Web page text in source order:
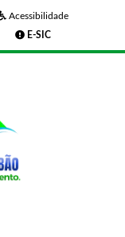
Acessibilidade
E-SIC